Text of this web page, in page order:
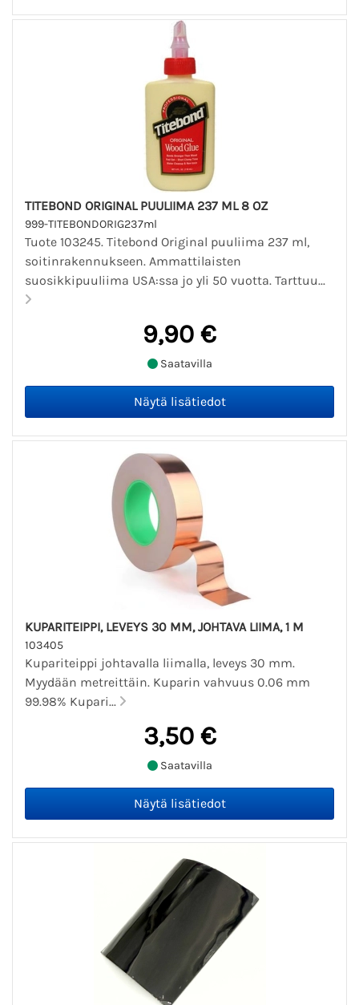
TITEBOND ORIGINAL PUULIIMA 237 ML 8 OZ
999-TITEBONDORIG237ml
Tuote 103245. Titebond Original puuliima 237 ml,
soitinrakennukseen. Ammattilaisten
suosikkipuuliima USA:ssa jo yli 50 vuotta. Tarttuu...
9,90 €
Saatavilla
KUPARITEIPPI, LEVEYS 30 MM, JOHTAVA LIIMA, 1 M
103405
Kupariteippi johtavalla liimalla, leveys 30 mm.
Myydään metreittäin. Kuparin vahvuus 0.06 mm
99.98% Kupari...
3,50 €
Saatavilla